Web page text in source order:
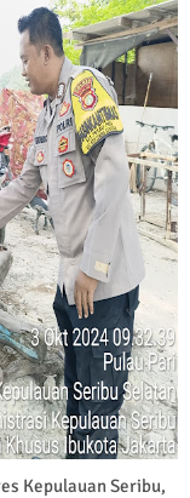
Kepulauan Seribu,